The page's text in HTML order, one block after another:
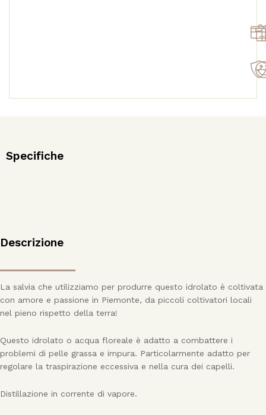
Specifiche
Descrizione
La salvia che utilizziamo per produrre questo idrolato è coltivata
con amore e passione in Piemonte, da piccoli coltivatori locali
nel pieno rispetto della terra!
Questo idrolato o acqua floreale è adatto a combattere i
problemi di pelle grassa e impura. Particolarmente adatto per
regolare la traspirazione eccessiva e nella cura dei capelli.
Distillazione in corrente di vapore.